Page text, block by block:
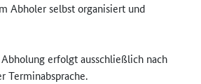
Abholer selbst organisiert und
erfolgt ausschließlich nach
Terminabsprache.